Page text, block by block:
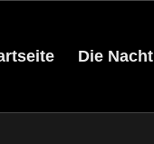
Die Nacht